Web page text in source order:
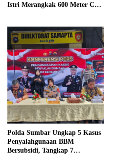
Istri Merangkak 600 Meter Cari
Polda Sumbar Ungkap 5 Kasus
Penyalahgunaan BBM
Bersubsidi, Tangkap 7